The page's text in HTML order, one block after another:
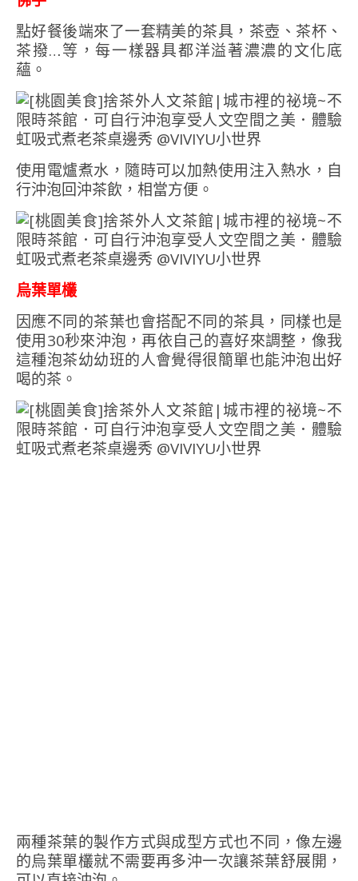
點好餐後端來了一套精美的茶具，茶壺、茶杯、
茶撥…等，每一樣器具都洋溢著濃濃的文化底
蘊。
使用電爐煮水，隨時可以加熱使用注入熱水，自
行沖泡回沖茶飲，相當方便。
烏葉單欉
因應不同的茶葉也會搭配不同的茶具，同樣也是
使用30秒來沖泡，再依自己的喜好來調整，像我
這種泡茶幼幼班的人會覺得很簡單也能沖泡出好
喝的茶。
兩種茶葉的製作方式與成型方式也不同，像左邊
的烏葉單欉就不需要再多沖一次讓茶葉舒展開，